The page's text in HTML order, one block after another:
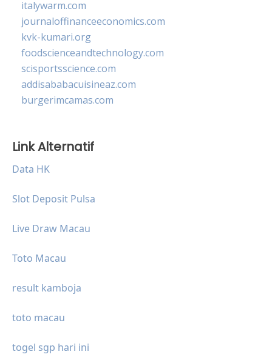
italywarm.com
journaloffinanceeconomics.com
kvk-kumari.org
foodscienceandtechnology.com
scisportsscience.com
addisababacuisineaz.com
burgerimcamas.com
Link Alternatif
Data HK
Slot Deposit Pulsa
Live Draw Macau
Toto Macau
result kamboja
toto macau
togel sgp hari ini